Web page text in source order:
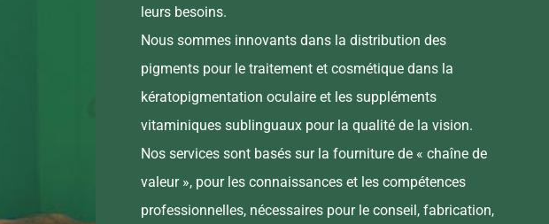
leurs besoins.
Nous sommes innovants dans la distribution des
pigments pour le traitement et cosmétique dans la
kératopigmentation oculaire et les suppléments
vitaminiques sublinguaux pour la qualité de la vision.
Nos services sont basés sur la fourniture de « chaîne de
valeur », pour les connaissances et les compétences
professionnelles, nécessaires pour le conseil, fabrication,